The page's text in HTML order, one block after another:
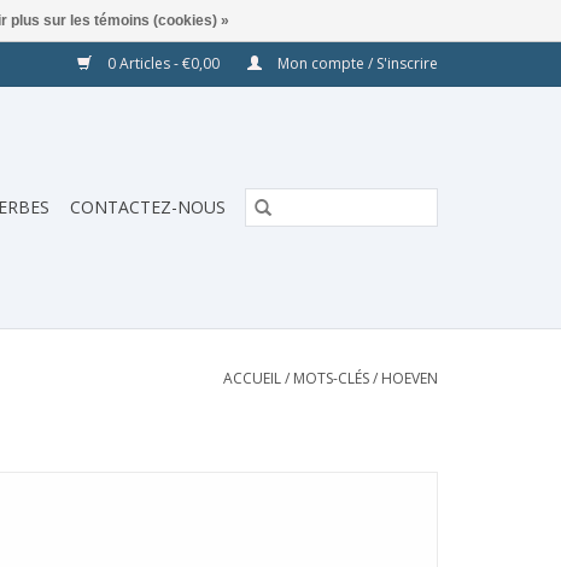
0 Articles - €0,00 Mon compte / S'inscrire
CONTACTEZ-NOUS
ACCUEIL/ MOTS-CLÉS/ HOEVEN
plus sur les témoins (cookies) »